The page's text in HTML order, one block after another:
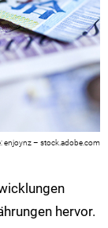
enjoynz – stock.adobe.com
hervor.